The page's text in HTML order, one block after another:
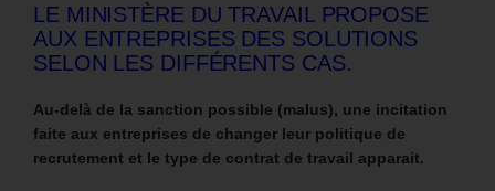
LE MINISTÈRE DU TRAVAIL PROPOSE
AUX ENTREPRISES DES SOLUTIONS
SELON LES DIFFÉRENTS CAS.
Au-delà de la sanction possible (malus), une incitation
faite aux entreprises de changer leur politique de
recrutement et le type de contrat de travail apparait.